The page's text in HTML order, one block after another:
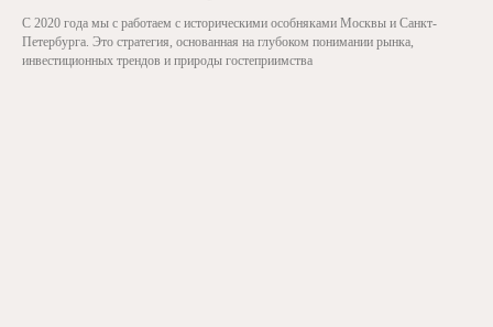
С 2020 года мы с работаем с историческими особняками Москвы и Санкт-
Петербурга. Это стратегия, основанная на глубоком понимании рынка,
инвестиционных трендов и природы гостеприимства